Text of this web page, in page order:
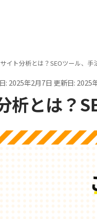
サイト分析とは？SEOツール、
: 2025年2月7日 更新日: 2025
析とは？